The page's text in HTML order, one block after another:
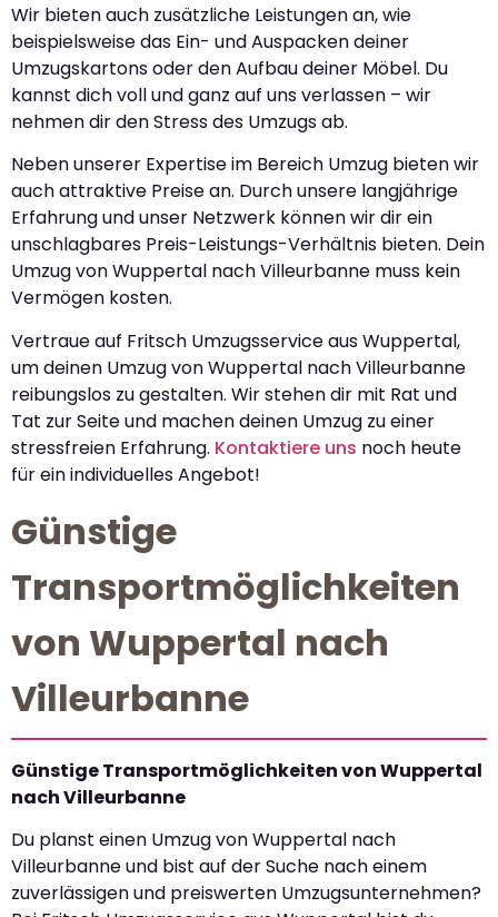
Wir bieten auch zusätzliche Leistungen an, wie
beispielsweise das Ein- und Auspacken deiner
Umzugskartons oder den Aufbau deiner Möbel. Du
kannst dich voll und ganz auf uns verlassen – wir
nehmen dir den Stress des Umzugs ab.
Neben unserer Expertise im Bereich Umzug bieten wir
auch attraktive Preise an. Durch unsere langjährige
Erfahrung und unser Netzwerk können wir dir ein
unschlagbares Preis-Leistungs-Verhältnis bieten. Dein
Umzug von Wuppertal nach Villeurbanne muss kein
Vermögen kosten.
Vertraue auf Fritsch Umzugsservice aus Wuppertal,
um deinen Umzug von Wuppertal nach Villeurbanne
reibungslos zu gestalten. Wir stehen dir mit Rat und
Tat zur Seite und machen deinen Umzug zu einer
stressfreien Erfahrung. Kontaktiere uns noch heute
für ein individuelles Angebot!
Günstige
Transportmöglichkeiten
von Wuppertal nach
Villeurbanne
Günstige Transportmöglichkeiten von Wuppertal
nach Villeurbanne
Du planst einen Umzug von Wuppertal nach
Villeurbanne und bist auf der Suche nach einem
zuverlässigen und preiswerten Umzugsunternehmen?